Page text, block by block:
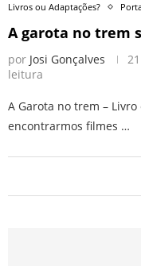
Livros ou Adaptações?
A garota no trem
por Josi Gonçalves
leitura
A Garota no trem –
encontrarmos filmes …